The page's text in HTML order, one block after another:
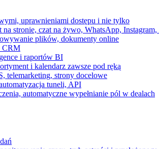
uprawnieniami dostępu i nie tylko
stronie, czat na żywo, WhatsApp, Instagram,
plików, dokumenty online
CRM
i raportów BI
i kalendarz zawsze pod ręką
telemarketing, strony docelowe
tuneli, API
automatyczne wypełnianie pól w dealach